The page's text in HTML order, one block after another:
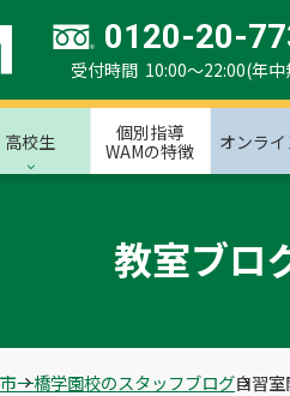
0120-20-
受付時間 10:00～22:00(年中
高校生
個別指導
WAMの特徴
オンラ
教室ブロ
一橋学園校のスタッフブログ自習